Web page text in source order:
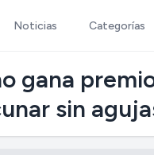
Noticias Categorías
gana
sin